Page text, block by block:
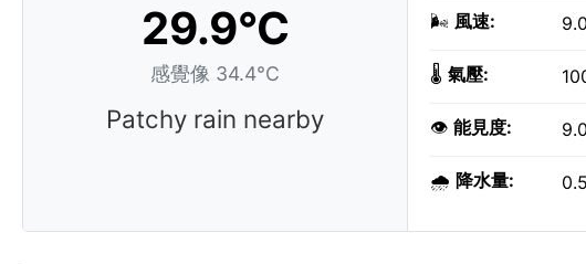
29.9°C
感覺像 34.4°C
Patchy rain nearby
🌬️ 風速:
🌡️ 氣壓:
👁️ 能見度:
🌧️ 降水量: